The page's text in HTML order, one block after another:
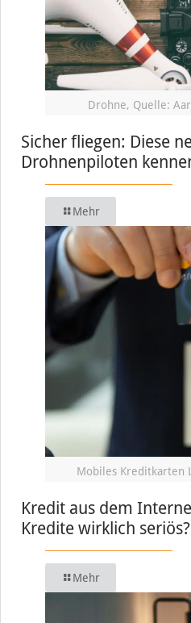
Drohne, Quelle:
Sicher fliegen: Diese
Drohnenpiloten
Mehr
Mobiles Kreditkarten
Kredit aus dem
Kredite wirklich seriös?
Mehr